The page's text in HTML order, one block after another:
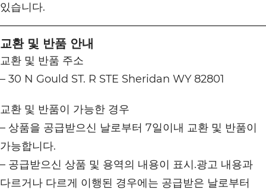
있습니다.
교환 및 반품 안내
교환 및 반품 주소
– 30 N Gould ST. R STE Sheridan WY 82801
교환 및 반품이 가능한 경우
– 상품을 공급받으신 날로부터 7일이내 교환 및 반품이
가능합니다.
– 공급받으신 상품 및 용역의 내용이 표시.광고 내용과
다르거나 다르게 이행된 경우에는 공급받은 날로부터